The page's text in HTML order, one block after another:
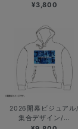
¥3,800
2026開幕ビジュアル/
集合デザイン/...